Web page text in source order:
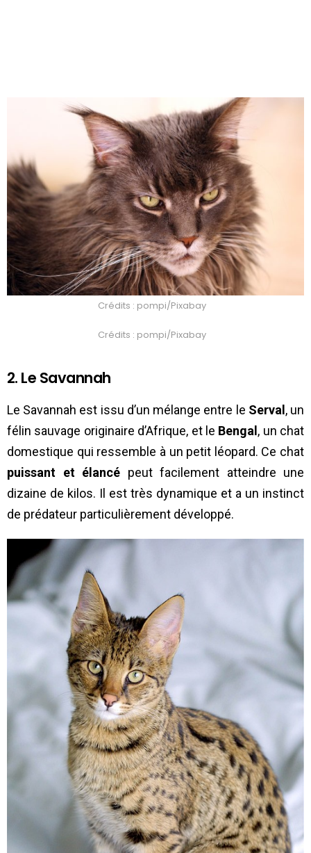
Crédits : pompi/Pixabay
Crédits : pompi/Pixabay
2. Le Savannah
Le Savannah est issu d’un mélange entre le Serval , un
félin sauvage originaire d’Afrique, et le Bengal , un chat
domestique qui ressemble à un petit léopard. Ce chat
puissant et élancé peut facilement atteindre une
dizaine de kilos. Il est très dynamique et a un instinct
de prédateur particulièrement développé.